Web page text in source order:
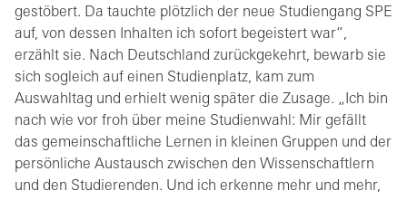
gestöbert. Da tauchte plötzlich der neue Studiengang SPE
auf, von dessen Inhalten ich sofort begeistert war“,
erzählt sie. Nach Deutschland zurückgekehrt, bewarb sie
sich sogleich auf einen Studienplatz, kam zum
Auswahltag und erhielt wenig später die Zusage. „Ich bin
nach wie vor froh über meine Studienwahl: Mir gefällt
das gemeinschaftliche Lernen in kleinen Gruppen und der
persönliche Austausch zwischen den Wissenschaftlern
und den Studierenden. Und ich erkenne mehr und mehr,